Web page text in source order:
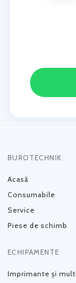
BUROTECHNIK
Acasă
Consumabile
Service
Piese de schimb
ECHIPAMENTE
Imprimante și